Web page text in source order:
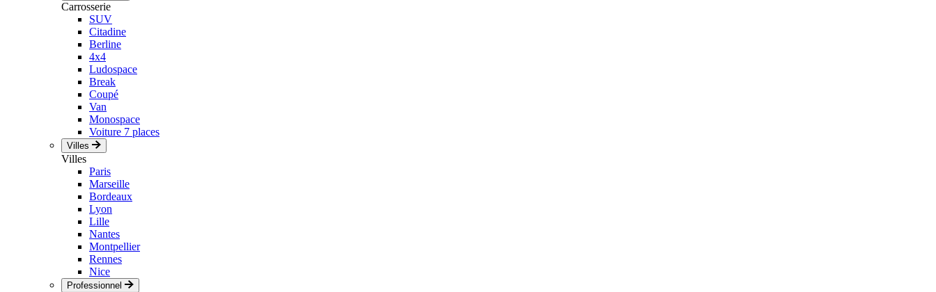
Carrosserie
SUV
Citadine
Berline
4x4
Ludospace
Break
Coupé
Van
Monospace
Voiture 7 places
Villes
Villes
Paris
Marseille
Bordeaux
Lyon
Lille
Nantes
Montpellier
Rennes
Nice
Professionnel